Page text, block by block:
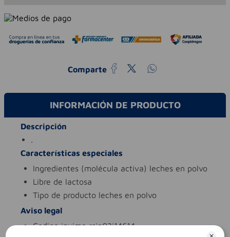
Comparte
INFORMACIÓN DE PRODUCTO
Descripción
.
Características especiales
ingredientes (molécula activa) leches en polvo
libre de lactosa
tipo de producto leches en polvo
Aviso legal
codigo invima rsia03i14614